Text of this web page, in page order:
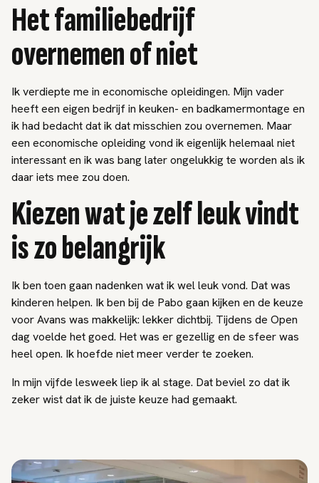
Het familiebedrijf
overnemen of niet
Ik verdiepte me in economische opleidingen. Mijn vader
heeft een eigen bedrijf in keuken- en badkamermontage en
ik had bedacht dat ik dat misschien zou overnemen. Maar
een economische opleiding vond ik eigenlijk helemaal niet
interessant en ik was bang later ongelukkig te worden als ik
daar iets mee zou doen.
Kiezen wat je zelf leuk vindt
is zo belangrijk
Ik ben toen gaan nadenken wat ik wel leuk vond. Dat was
kinderen helpen. Ik ben bij de Pabo gaan kijken en de keuze
voor Avans was makkelijk: lekker dichtbij. Tijdens de Open
dag voelde het goed. Het was er gezellig en de sfeer was
heel open. Ik hoefde niet meer verder te zoeken.
In mijn vijfde lesweek liep ik al stage. Dat beviel zo dat ik
zeker wist dat ik de juiste keuze had gemaakt.